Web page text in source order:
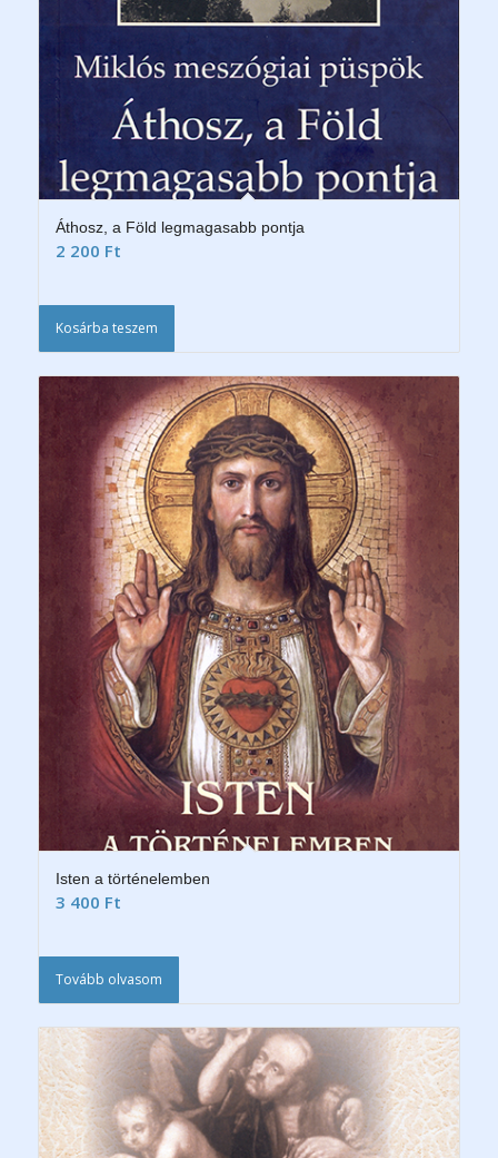
Áthosz, a Föld legmagasabb pontja
2 200 Ft
Kosárba teszem
Isten a történelemben
3 400 Ft
Tovább olvasom